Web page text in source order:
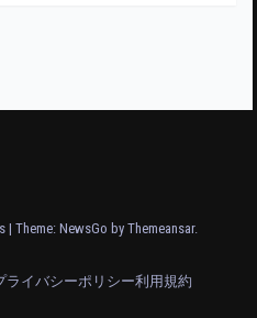
| Theme: NewsGo by Themeansar.
ライバシーポリシー利用規約